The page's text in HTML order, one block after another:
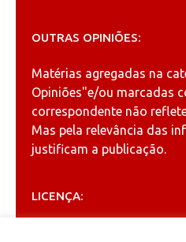
OUTRAS OPINIÕES:
Matérias agregadas na
Opiniões"e/ou marcadas
correspondente não
Mas pela relevância das
justificam a publicação.
LICENÇA: